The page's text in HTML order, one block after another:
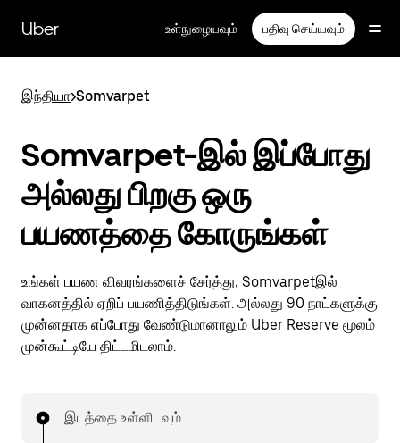
பக்கத்திற்குச்
செல்லவும்
Uber உள்நுழையவும் பதிவு செய்யவும்
இந்தியா>Somvarpet
Somvarpet-இல் இப்போது
அல்லது பிறகு ஒரு
பயணத்தை கோருங்கள்
உங்கள் பயண விவரங்களைச் சேர்த்து, Somvarpetஇல்
வாகனத்தில் ஏறிப் பயணித்திடுங்கள். அல்லது 90 நாட்களுக்கு
முன்னதாக எப்போது வேண்டுமானாலும் Uber Reserve மூலம்
முன்கூட்டியே திட்டமிடலாம்.
இடத்தை உள்ளிடவும்